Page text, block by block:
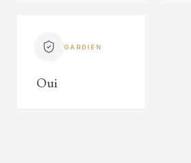
GARDIEN
Oui